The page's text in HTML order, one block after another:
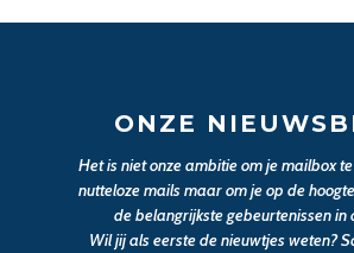
ONZE
Het is niet onze ambitie om je mailbox
nutteloze mails maar om je op de
de belangrijkste gebeurtenissen in
Wil jij als eerste de nieuwtjes weten?